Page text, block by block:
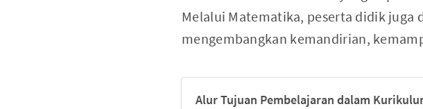
Melalui Matematika, peserta didik juga
mengembangkan kemandirian,
Alur Tujuan Pembelajaran dalam